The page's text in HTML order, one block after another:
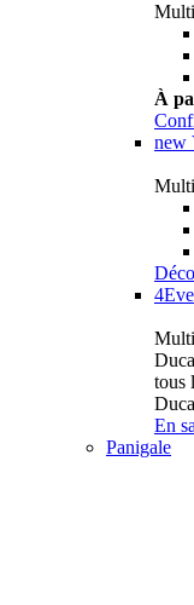
À
new
tous
En
Panigale